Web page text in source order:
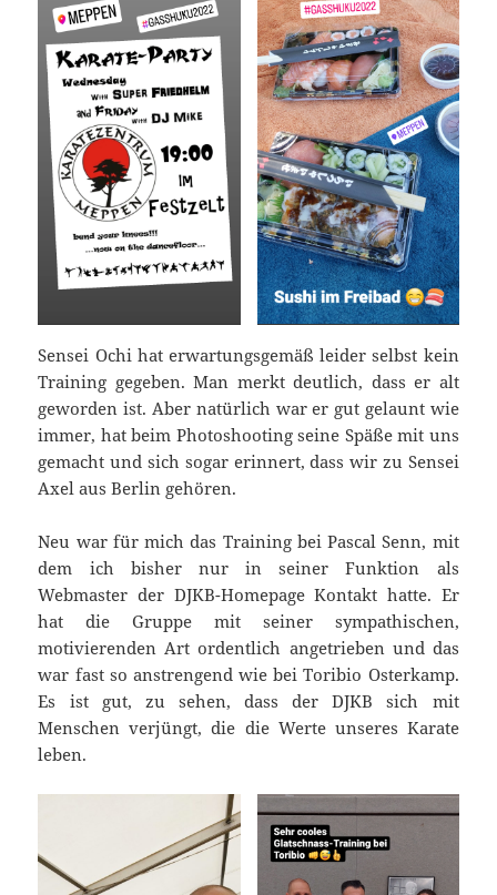
Sensei Ochi hat erwartungsgemäß leider selbst kein
Training gegeben. Man merkt deutlich, dass er alt
geworden ist. Aber natürlich war er gut gelaunt wie
immer, hat beim Photoshooting seine Späße mit uns
gemacht und sich sogar erinnert, dass wir zu Sensei
Axel aus Berlin gehören.
Neu war für mich das Training bei Pascal Senn, mit
dem ich bisher nur in seiner Funktion als
Webmaster der DJKB-Homepage Kontakt hatte. Er
hat die Gruppe mit seiner sympathischen,
motivierenden Art ordentlich angetrieben und das
war fast so anstrengend wie bei Toribio Osterkamp.
Es ist gut, zu sehen, dass der DJKB sich mit
Menschen verjüngt, die die Werte unseres Karate
leben.